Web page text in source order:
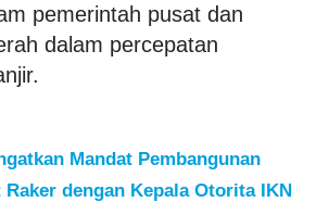
pemerintah pusat dan
dalam percepatan
Mandat Pembangunan
Raker dengan Kepala Otorita IKN